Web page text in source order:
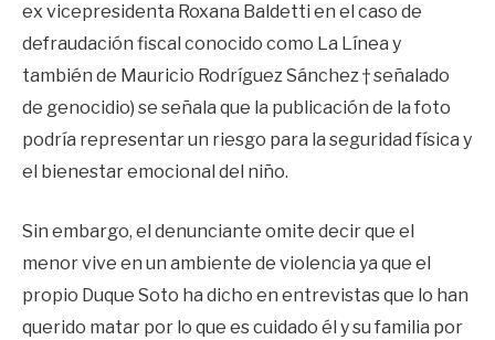
ex vicepresidenta Roxana Baldetti en el caso de
defraudación fiscal conocido como La Línea y
también de Mauricio Rodríguez Sánchez † señalado
de genocidio) se señala que la publicación de la foto
podría representar un riesgo para la seguridad física y
el bienestar emocional del niño.
Sin embargo, el denunciante omite decir que el
menor vive en un ambiente de violencia ya que el
propio Duque Soto ha dicho en entrevistas que lo han
querido matar por lo que es cuidado él y su familia por